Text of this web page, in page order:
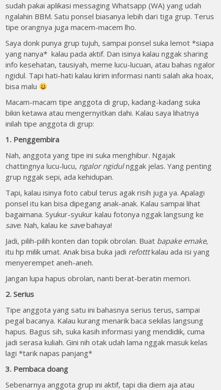
sudah pakai aplikasi messaging Whatsapp (WA) yang udah
ngalahin BBM. Satu ponsel biasanya lebih dari tiga grup. Terus
tipe orangnya juga macem-macem lho.
Saya donk punya grup tujuh, sampai ponsel suka lemot *siapa
yang nanya* kalau pada aktif. Dan isinya kalau nggak sharing
info kesehatan, tausiyah, meme lucu-lucuan, atau bahas ngalor
ngidul. Tapi hati-hati kalau kirim informasi nanti salah aka hoax,
bisa malu
Macam-macam tipe anggota di grup, kadang-kadang suka
bikin ketawa atau mengernyitkan dahi. Kalau saya lihatnya
inilah tipe anggota di grup:
1. Penggembira
Nah, anggota yang tipe ini suka menghibur. Ngajak
chattingnya lucu-lucu, ngalor ngidulnggak jelas. Yang penting
grup nggak sepi, ada kehidupan.
Tapi, kalau isinya foto cabul terus agak risih juga ya. Apalagi
ponsel itu kan bisa dipegang anak-anak. Kalau sampai lihat
bagaimana. Syukur-syukur kalau fotonya nggak langsung ke
save. Nah, kalau ke savebahaya!
Jadi, pilih-pilih konten dan topik obrolan. Buat bapake emake,
itu hp milik umat. Anak bisa buka jadi refotttkalau ada isi yang
menyerempet aneh-aneh.
Jangan lupa hapus obrolan, nanti berat-beratin memori.
2. Serius
Tipe anggota yang satu ini bahasnya serius terus, sampai
pegal bacanya. Kalau kurang menarik baca sekilas langsung
hapus. Bagus sih, suka kasih informasi yang mendidik, cuma
jadi serasa kuliah. Gini nih otak udah lama nggak masuk kelas
lagi *tarik napas panjang*
3. Pembaca doang
Sebenarnya anggota grup ini aktif, tapi dia diem aja atau